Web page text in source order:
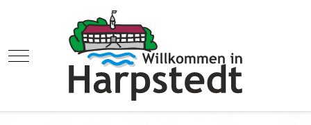
Mobile Menu Toggle